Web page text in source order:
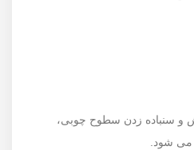
و سنباده زدن سطوح چوبی،
می شود.